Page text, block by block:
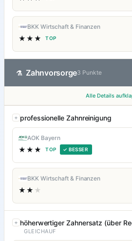
BKK Wirtschaft & Finanzen
★★★ TOP
⚗ Zahnvorsorge3 Punkte
Alle Details
professionelle Zahnreinigung
AOK Bayern
★★★ TOP ✓ BESSER
BKK Wirtschaft & Finanzen
★★ ★
höherwertiger Zahnersatz (über
GLEICHAUF